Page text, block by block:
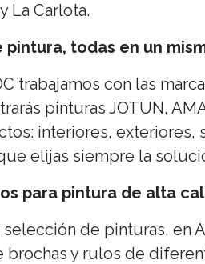
La Carlota.
pintura, todas en un
trabajamos con las
pinturas JOTUN,
interiores, exteriores,
elijas siempre la
para pintura de alta
de pinturas, en
y rulos de